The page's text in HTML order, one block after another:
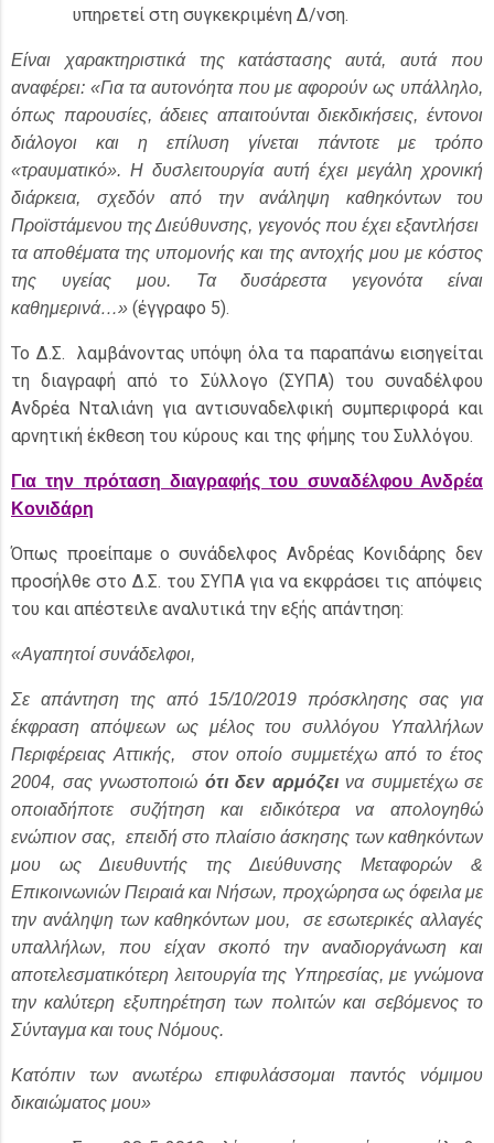
υπηρετεί στη συγκεκριμένη Δ/νση.
Είναι χαρακτηριστικά της κατάστασης αυτά, αυτά που
αναφέρει: «Για τα αυτονόητα που με αφορούν ως υπάλληλο,
όπως παρουσίες, άδειες απαιτούνται διεκδικήσεις, έντονοι
διάλογοι και η επίλυση γίνεται πάντοτε με τρόπο
«τραυματικό». Η δυσλειτουργία αυτή έχει μεγάλη χρονική
διάρκεια, σχεδόν από την ανάληψη καθηκόντων του
Προϊστάμενου της Διεύθυνσης, γεγονός που έχει εξαντλήσει
τα αποθέματα της υπομονής και της αντοχής μου με κόστος
της υγείας μου. Τα δυσάρεστα γεγονότα είναι
καθημερινά…» (έγγραφο 5).
Το Δ.Σ. λαμβάνοντας υπόψη όλα τα παραπάνω εισηγείται
τη διαγραφή από το Σύλλογο (ΣΥΠΑ) του συναδέλφου
Ανδρέα Νταλιάνη για αντισυναδελφική συμπεριφορά και
αρνητική έκθεση του κύρους και της φήμης του Συλλόγου.
Για την πρόταση διαγραφής του συναδέλφου Ανδρέα
Κονιδάρη
Όπως προείπαμε ο συνάδελφος Ανδρέας Κονιδάρης δεν
προσήλθε στο Δ.Σ. του ΣΥΠΑ για να εκφράσει τις απόψεις
του και απέστειλε αναλυτικά την εξής απάντηση:
«Αγαπητοί συνάδελφοι,
Σε απάντηση της από 15/10/2019 πρόσκλησης σας για
έκφραση απόψεων ως μέλος του συλλόγου Υπαλλήλων
Περιφέρειας Αττικής, στον οποίο συμμετέχω από το έτος
2004, σας γνωστοποιώ ότι δεν αρμόζεινα συμμετέχω σε
οποιαδήποτε συζήτηση και ειδικότερα να απολογηθώ
ενώπιον σας, επειδή στο πλαίσιο άσκησης των καθηκόντων
μου ως Διευθυντής της Διεύθυνσης Μεταφορών &
Επικοινωνιών Πειραιά και Νήσων, προχώρησα ως όφειλα με
την ανάληψη των καθηκόντων μου, σε εσωτερικές αλλαγές
υπαλλήλων, που είχαν σκοπό την αναδιοργάνωση και
αποτελεσματικότερη λειτουργία της Υπηρεσίας, με γνώμονα
την καλύτερη εξυπηρέτηση των πολιτών και σεβόμενος το
Σύνταγμα και τους Νόμους.
Κατόπιν των ανωτέρω επιφυλάσσομαι παντός νόμιμου
δικαιώματος μου»